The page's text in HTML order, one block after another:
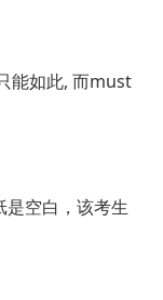
能如此, 而must
是空白，该考生